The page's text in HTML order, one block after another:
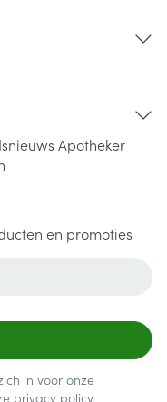
Apotheker
en promoties
in voor onze
privacy policy.